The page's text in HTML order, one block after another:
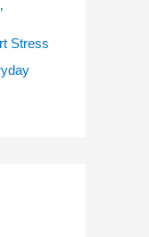
Stress